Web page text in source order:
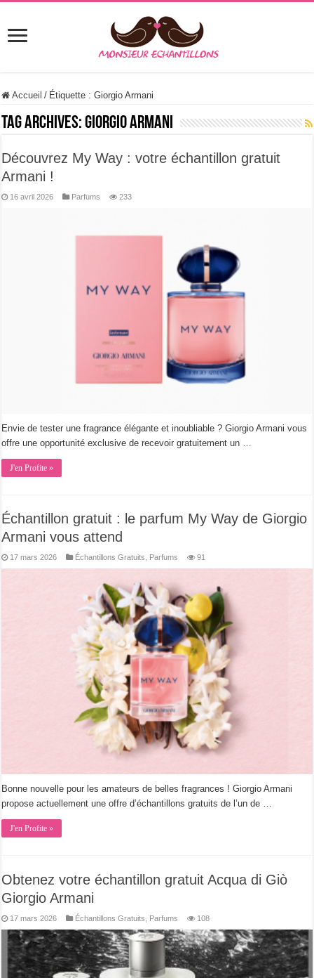
Accueil / Étiquette :Giorgio Armani
Tag Archives:Giorgio Armani
Découvrez My Way : votre échantillon gratuit
Armani !
16 avril 2026 Parfums 233
Envie de tester une fragrance élégante et inoubliable ? Giorgio Armani vous
offre une opportunité exclusive de recevoir gratuitement un …
J'en Profite »
Échantillon gratuit : le parfum My Way de Giorgio
Armani vous attend
17 mars 2026 Échantillons Gratuits Parfums 91
Bonne nouvelle pour les amateurs de belles fragrances ! Giorgio Armani
propose actuellement une offre d’échantillons gratuits de l’un de …
J'en Profite »
Obtenez votre échantillon gratuit Acqua di Giò
Giorgio Armani
17 mars 2026 Échantillons Gratuits Parfums 108